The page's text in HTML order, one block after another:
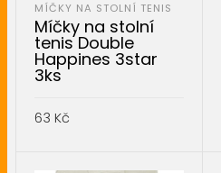
MÍČKY NA STOLNÍ TENIS
Míčky na stolní
tenis Double
Happines 3star
3ks
63 Kč